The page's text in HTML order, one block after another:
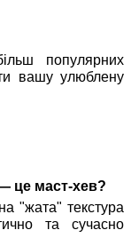
популярних
вашу улюблену
це маст-хев?
"жата" текстура
та сучасно